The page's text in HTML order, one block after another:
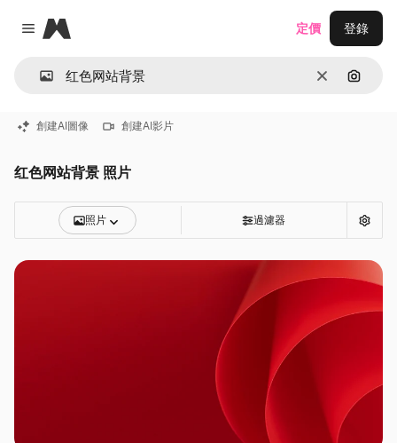
Close menu
Magnific
清除 通過圖
定價 登錄
創建AI圖像 創建AI影片
红色网站背景 照片
照片 過濾器